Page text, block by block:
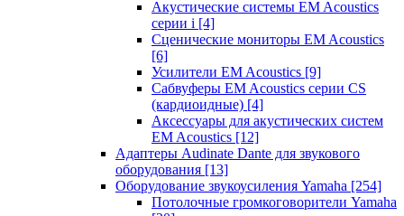
Акустические системы EM Acoustics
серии i [4]
Сценические мониторы EM Acoustics
[6]
Усилители EM Acoustics [9]
Сабвуферы EM Acoustics серии CS
(кардиоидные) [4]
Аксессуары для акустических систем
EM Acoustics [12]
Адаптеры Audinate Dante для звукового
оборудования [13]
Оборудование звукоусиления Yamaha [254]
Потолочные громкоговорители Yamaha